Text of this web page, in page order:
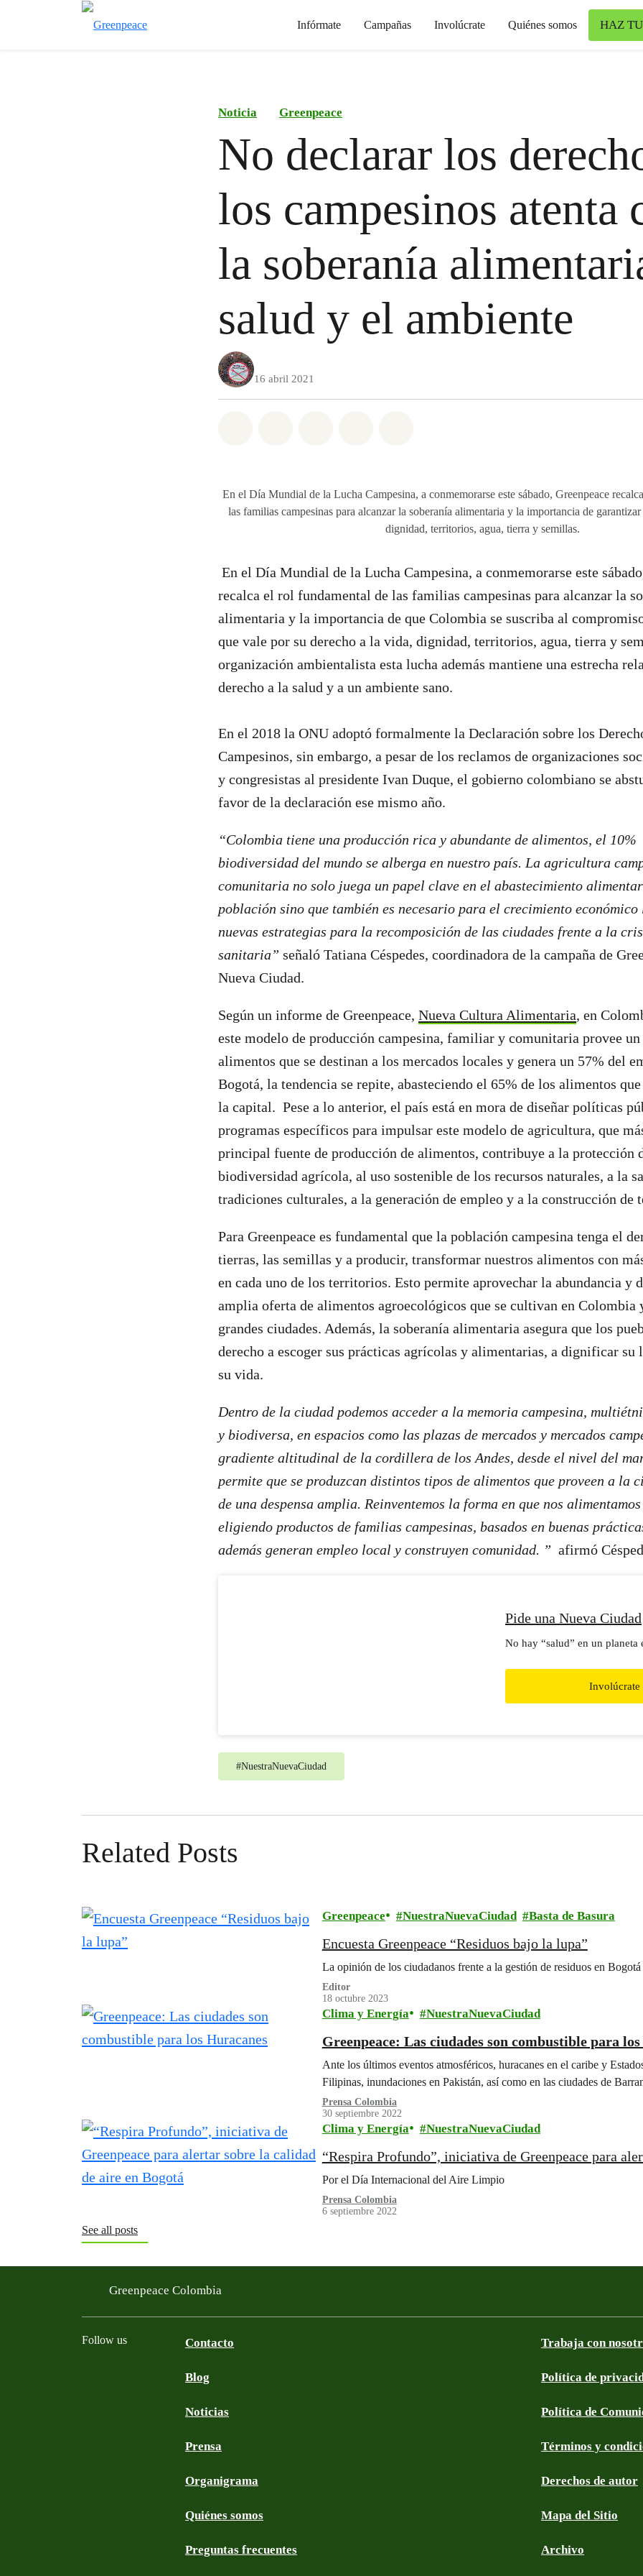
Infórmate Campañas Involúcrate Quiénes somos HAZ
Noticia Greenpeace
No declarar los
los campesinos atenta
la soberanía
salud y el ambiente
16 abril 2021
En el Día Mundial de la Lucha Campesina, a conmemorarse este sábado, Greenpeace
las familias campesinas para alcanzar la soberanía alimentaria y la importancia de
dignidad, territorios, agua, tierra y semillas.
En el Día Mundial de la Lucha Campesina, a conmemorarse este
recalca el rol fundamental de las familias campesinas para alcanzar la
alimentaria y la importancia de que Colombia se suscriba al
que vale por su derecho a la vida, dignidad, territorios, agua, tierra y
organización ambientalista esta lucha además mantiene una estrecha
derecho a la salud y a un ambiente sano.
En el 2018 la ONU adoptó formalmente la Declaración sobre los
Campesinos, sin embargo, a pesar de los reclamos de organizaciones
y congresistas al presidente Ivan Duque, el gobierno colombiano se
favor de la declaración ese mismo año.
“Colombia tiene una producción rica y abundante de alimentos, el
biodiversidad del mundo se alberga en nuestro país. La agricultura
comunitaria no solo juega un papel clave en el abastecimiento
población sino que también es necesario para el crecimiento
nuevas estrategias para la recomposición de las ciudades frente a la
sanitaria” señaló Tatiana Céspedes, coordinadora de la campaña de
Nueva Ciudad.
Según un informe de Greenpeace, Nueva Cultura Alimentaria, en
este modelo de producción campesina, familiar y comunitaria provee un
alimentos que se destinan a los mercados locales y genera un 57% del
Bogotá, la tendencia se repite, abasteciendo el 65% de los alimentos que
la capital. Pese a lo anterior, el país está en mora de diseñar políticas
programas específicos para impulsar este modelo de agricultura, que
principal fuente de producción de alimentos, contribuye a la protección
biodiversidad agrícola, al uso sostenible de los recursos naturales, a la
tradiciones culturales, a la generación de empleo y a la construcción de
Para Greenpeace es fundamental que la población campesina tenga el
tierras, las semillas y a producir, transformar nuestros alimentos con
en cada uno de los territorios. Esto permite aprovechar la abundancia y
amplia oferta de alimentos agroecológicos que se cultivan en Colombia
grandes ciudades. Además, la soberanía alimentaria asegura que los
derecho a escoger sus prácticas agrícolas y alimentarias, a dignificar su
su vida.
Dentro de la ciudad podemos acceder a la memoria campesina,
y biodiversa, en espacios como las plazas de mercados y mercados
gradiente altitudinal de la cordillera de los Andes, desde el nivel del
permite que se produzcan distintos tipos de alimentos que proveen a la
de una despensa amplia. Reinventemos la forma en que nos
eligiendo productos de familias campesinas, basados en buenas
además generan empleo local y construyen comunidad. ” afirmó
Pide una Nueva Ciudad
No hay “salud” en un planeta
Involúcrate
#NuestraNuevaCiudad
Related Posts
Greenpeace NuestraNuevaCiudad Basta de Basura
Encuesta Greenpeace “Residuos bajo la lupa”
La opinión de los ciudadanos frente a la gestión de residuos en Bogotá
Editor
18 octubre 2023
Clima y Energía NuestraNuevaCiudad
Greenpeace: Las ciudades son combustible para
Ante los últimos eventos atmosféricos, huracanes en el caribe y
Filipinas, inundaciones en Pakistán, así como en las ciudades de
Prensa Colombia
30 septiembre 2022
Clima y Energía NuestraNuevaCiudad
“Respira Profundo”, iniciativa de Greenpeace para
Por el Día Internacional del Aire Limpio
Prensa Colombia
6 septiembre 2022
See all posts
Greenpeace Colombia
Follow us Contacto
Blog
Noticias
Prensa
Organigrama
Quiénes somos
Preguntas frecuentes
Trabaja con
Política de
Política de
Términos y
Derechos de autor
Mapa del Sitio
Archivo